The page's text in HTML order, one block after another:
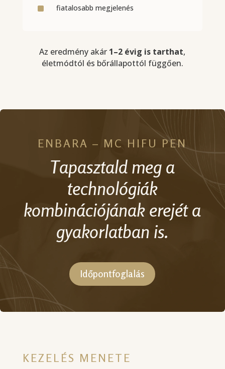
^ fiatalosabb megjelenés
Az eredmény akár 1–2 évig is tarthat,
életmódtól és bőrállapottól függően.
ENBARA – MC HIFU PEN
Tapasztald meg a
technológiák
kombinációjának erejét a
gyakorlatban is.
Időpontfoglalás
KEZELÉS MENETE